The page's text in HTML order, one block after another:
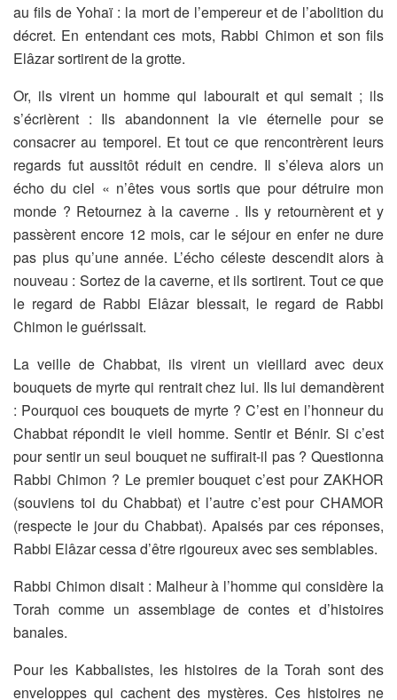
au fils de Yohaï : la mort de l’empereur et de l’abolition du
décret. En entendant ces mots, Rabbi Chimon et son fils
Elâzar sortirent de la grotte.
Or, ils virent un homme qui labourait et qui semait ; ils
s’écrièrent : Ils abandonnent la vie éternelle pour se
consacrer au temporel. Et toutce que rencontrèrent leurs
regards fut aussitôt réduit en cendre. Il s’éleva alors un
écho du ciel « n’êtes vous sortis que pour détruire mon
monde ? Retournez à la caverne . Ils y retournèrent et y
passèrent encore 12 mois, car le séjour en enfer ne dure
pas plus qu’une année. L’écho céleste descendit alors à
nouveau : Sortez de la caverne, et ils sortirent. Tout ce que
le regard de Rabbi Elâzar blessait, le regard de Rabbi
Chimon le guérissait.
La veille de Chabbat, ils virent un vieillard avec deux
bouquets de myrte qui rentrait chez lui. Ils lui demandèrent
: Pourquoi ces bouquets de myrte ? C’est en l’honneur du
Chabbat répondit le vieil homme. Sentir et Bénir. Si c’est
pour sentir un seul bouquet ne suffirait-il pas ? Questionna
Rabbi Chimon ? Le premier bouquet c’estpour ZAKHOR
(souviens toi du Chabbat) et l’autre c’est pour CHAMOR
(respecte le jour du Chabbat). Apaisés par ces réponses,
Rabbi Elâzar cessa d’être rigoureux avec ses semblables.
Rabbi Chimon disait : Malheur à l’homme qui considère la
Torah comme un assemblage de contes et d’histoires
banales.
Pour les Kabbalistes, les histoires de la Torah sont des
enveloppes qui cachent des mystères. Ces histoires ne